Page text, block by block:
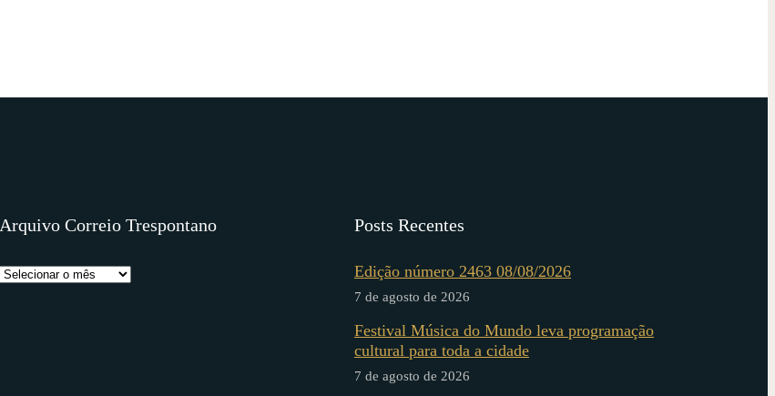
Arquivo Correio Trespontano Posts Recentes
Edição número 2463 08/08/2026
7 de agosto de 2026
Festival Música do Mundo leva programação
cultural para toda a cidade
7 de agosto de 2026